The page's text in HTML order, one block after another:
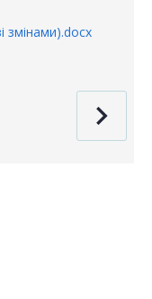
змінами).docx